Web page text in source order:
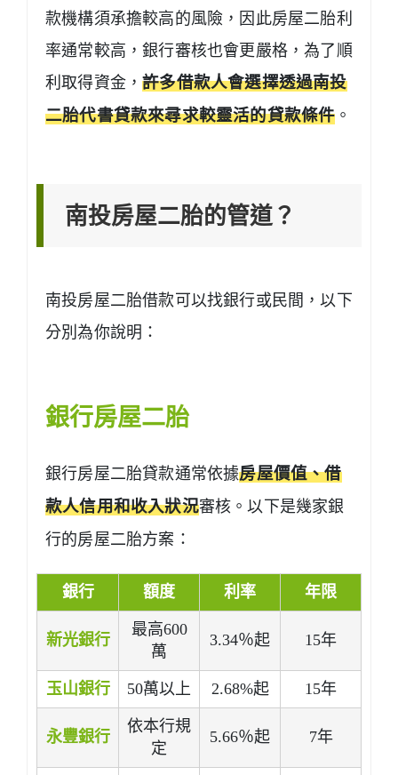
款機構須承擔較高的風險，因此房屋二胎利
率通常較高，銀行審核也會更嚴格，為了順
利取得資金，許多借款人會選擇透過南投
二胎代書貸款來尋求較靈活的貸款條件 。
南投房屋二胎的管道？
南投房屋二胎借款可以找銀行或民間，以下
分別為你說明：
銀行房屋二胎
銀行房屋二胎貸款通常依據房屋價值、借
款人信用和收入狀況審核。以下是幾家銀
行的房屋二胎方案：
銀行 額度 利率 年限
新光銀行
最高600
萬
3.34％起 15年
玉山銀行 50萬以上 2.68%起 15年
永豐銀行
依本行規
定
5.66％起 7年